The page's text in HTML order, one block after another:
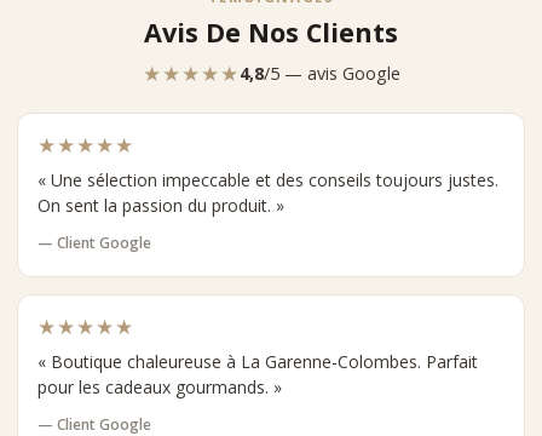
Avis De Nos Clients
★★★★★4,8/5 — avis Google
★★★★★
« Une sélection impeccable et des conseils toujours justes.
On sent la passion du produit. »
— Client Google
★★★★★
« Boutique chaleureuse à La Garenne-Colombes. Parfait
pour les cadeaux gourmands. »
— Client Google